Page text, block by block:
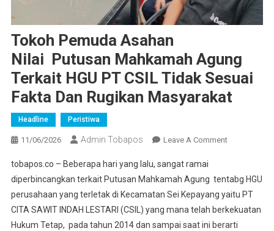
Tokoh Pemuda Asahan
Nilai Putusan Mahkamah Agung
Terkait HGU PT CSIL Tidak Sesuai
Fakta Dan Rugikan Masyarakat
Headline Peristiwa
11/06/2026 Admin Tobapos Leave A CommentOn Tokoh
Nilai Putusan
Mahkamah
Agung
Terkait HGU
tobapos.co – Beberapa hari yang lalu, sangat ramai
diperbincangkan terkait Putusan Mahkamah Agung tentabg HGU
perusahaan yang terletak di Kecamatan Sei Kepayang yaitu PT
CITA SAWIT INDAH LESTARI (CSIL) yang mana telah berkekuatan
Hukum Tetap, pada tahun 2014 dan sampai saat ini berarti